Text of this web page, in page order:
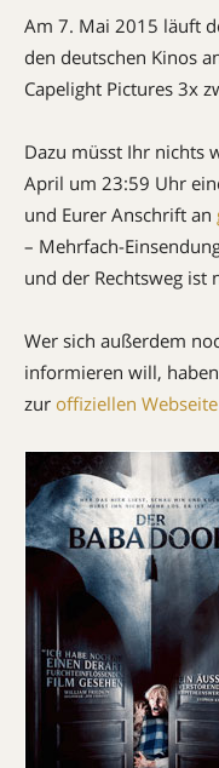
Am 7. Mai 2015 läuft
den deutschen Kinos
Capelight Pictures 3x
Dazu müsst Ihr nichts
April um 23:59 Uhr
und Eurer Anschrift an
– Mehrfach-
und der Rechtsweg ist
Wer sich außerdem
informieren will,
zur offiziellen Webseite